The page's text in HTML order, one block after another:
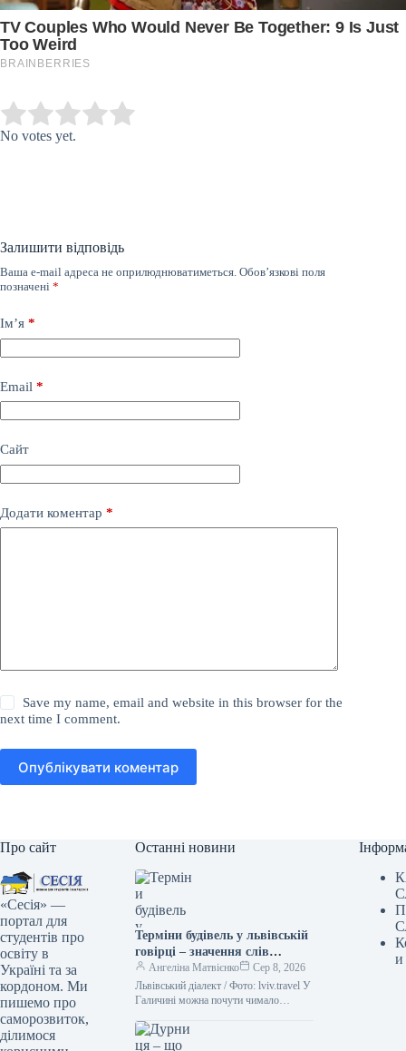
Rate this item:
No votes yet.
Залишити відповідь
Ваша e-mail адреса не оприлюднюватиметься. Обов’язкові поля
позначені *
Ім’я *
Email *
Сайт
Додати коментар *
Save my name, email and website in this browser for the
next time I comment.
Опублікувати коментар
Про сайт
«Сесія» —
портал для
студентів про
освіту в
Україні та за
кордоном. Ми
пишемо про
саморозвиток,
ділимося
Останні новини
Терміни будівель у львівській
говірці – значення слів
“двірець”, “креденс”,
“кнайпа”
Ангеліна Матвієнко
Сер 8, 2026
Львівський діалект / Фото: lviv.travel У
Галичині можна почути чимало
спантеличити навіть досвідченого
мандрівника.…
и